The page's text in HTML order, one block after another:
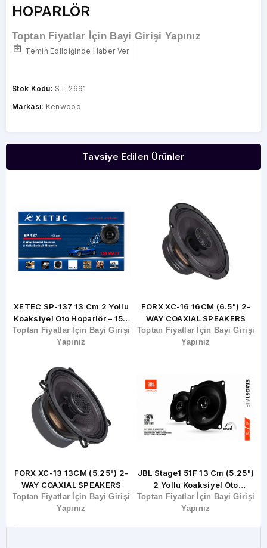
HOPARLÖR
Toptan Fiyatlar İçin Bayi Girişi Yapınız
Temin Edildiğinde Haber Ver
Stok Kodu: ST-2691
Markası: Kenwood
Tavsiye Edilen Ürünler
XETEC SP-137 13 Cm 2 Yollu
Koaksiyel Oto Hoparlör – 150
Watt
Toptan Fiyatlar İçin Bayi Girişi
Yapınız
FORX XC-13 13CM (5.25") 2-
WAY COAXIAL SPEAKERS
Toptan Fiyatlar İçin Bayi Girişi
Yapınız
FORX XC-16 16CM (6.5") 2-
WAY COAXIAL SPEAKERS
Toptan Fiyatlar İçin Bayi Girişi
Yapınız
JBL Stage1 51F 13 Cm (5.25")
2 Yollu Koaksiyel Oto
Hoparlörü
Toptan Fiyatlar İçin Bayi Girişi
Yapınız